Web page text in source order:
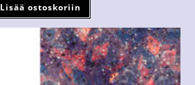
Lisää ostoskoriin